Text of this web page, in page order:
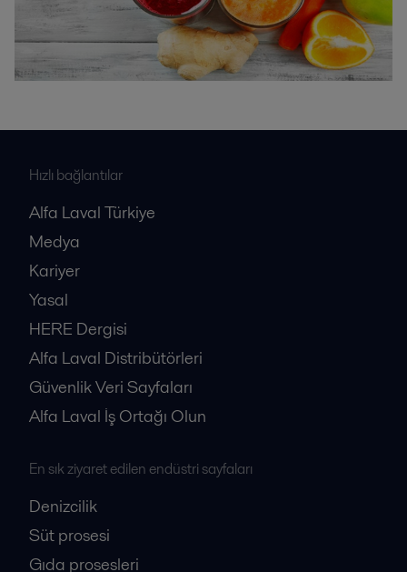
Hızlı bağlantılar
Alfa Laval Türkiye
Medya
Kariyer
Yasal
HERE Dergisi
Alfa Laval Distribütörleri
Güvenlik Veri Sayfaları
Alfa Laval İş Ortağı Olun
En sık ziyaret edilen endüstri sayfaları
Denizcilik
Süt prosesi
Gıda prosesleri